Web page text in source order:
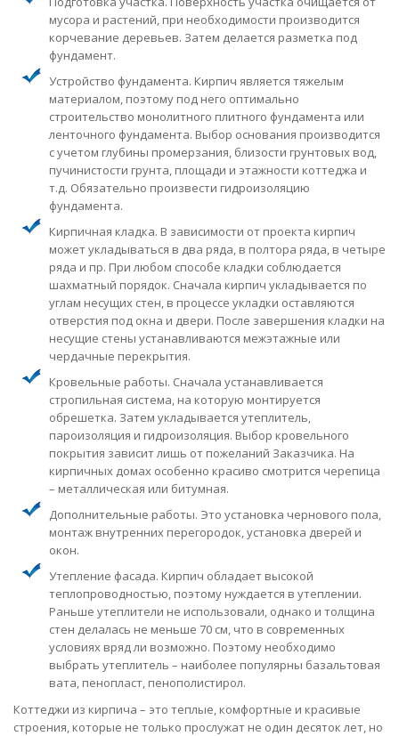
мусора и растений, при необходимости производится
корчевание деревьев. Затем делается разметка под
фундамент.
Устройство фундамента. Кирпич является тяжелым
материалом, поэтому под него оптимально
строительство монолитного плитного фундамента или
ленточного фундамента. Выбор основания производится
с учетом глубины промерзания, близости грунтовых вод,
пучинистости грунта, площади и этажности коттеджа и
т.д. Обязательно произвести гидроизоляцию
фундамента.
Кирпичная кладка. В зависимости от проекта кирпич
может укладываться в два ряда, в полтора ряда, в четыре
ряда и пр. При любом способе кладки соблюдается
шахматный порядок. Сначала кирпич укладывается по
углам несущих стен, в процессе укладки оставляются
отверстия под окна и двери. После завершения кладки на
несущие стены устанавливаются межэтажные или
чердачные перекрытия.
Кровельные работы. Сначала устанавливается
стропильная система, на которую монтируется
обрешетка. Затем укладывается утеплитель,
пароизоляция и гидроизоляция. Выбор кровельного
покрытия зависит лишь от пожеланий Заказчика. На
кирпичных домах особенно красиво смотрится черепица
– металлическая или битумная.
Дополнительные работы. Это установка чернового пола,
монтаж внутренних перегородок, установка дверей и
окон.
Утепление фасада. Кирпич обладает высокой
теплопроводностью, поэтому нуждается в утеплении.
Раньше утеплители не использовали, однако и толщина
стен делалась не меньше 70 см, что в современных
условиях вряд ли возможно. Поэтому необходимо
выбрать утеплитель – наиболее популярны базальтовая
вата, пенопласт, пенополистирол.
Коттеджи из кирпича – это теплые, комфортные и красивые
строения, которые не только прослужат не один десяток лет, но